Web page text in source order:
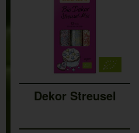
Dekor Streusel